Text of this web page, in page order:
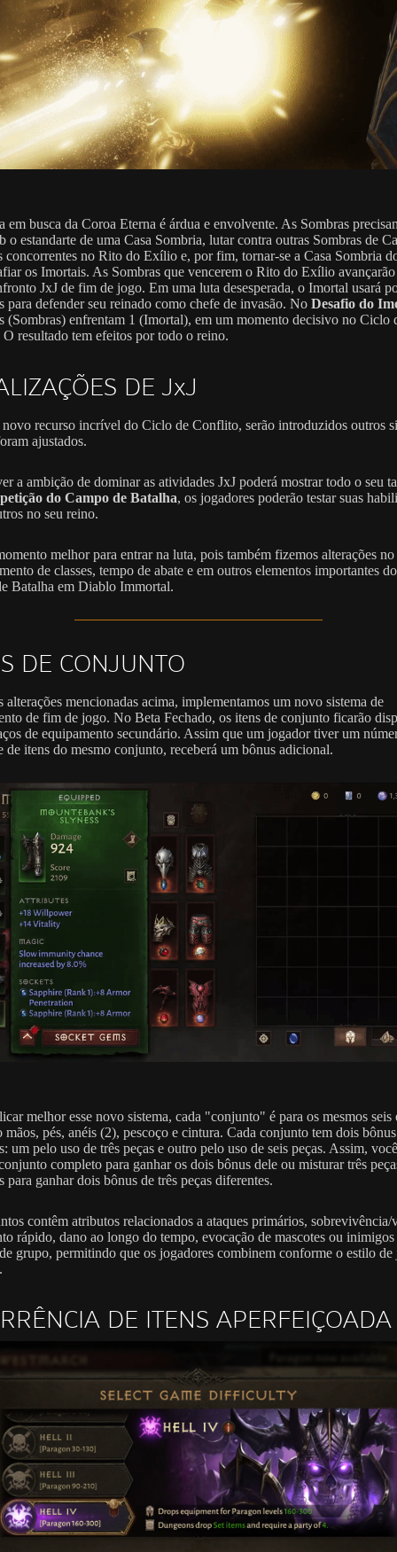
em busca da Coroa Eterna é árdua e envolvente. As Sombras
o estandarte de uma Casa Sombria, lutar contra outras Sombras de
concorrentes no Rito do Exílio e, por fim, tornar-se a Casa Sombria
os Imortais. As Sombras que vencerem o Rito do Exílio
JxJ de fim de jogo. Em uma luta desesperada, o Imortal usará
para defender seu reinado como chefe de invasão. No Desafio do
(Sombras) enfrentam 1 (Imortal), em um momento decisivo no Ciclo
resultado tem efeitos por todo o reino.
DE JxJ
recurso incrível do Ciclo de Conflito, serão introduzidos outros
ajustados.
a ambição de dominar as atividades JxJ poderá mostrar todo o seu
do Campo de Batalha, os jogadores poderão testar suas
no seu reino.
melhor para entrar na luta, pois também fizemos alterações no
de classes, tempo de abate e em outros elementos importantes
Batalha em Diablo Immortal.
DE CONJUNTO
alterações mencionadas acima, implementamos um novo sistema de
de fim de jogo. No Beta Fechado, os itens de conjunto ficarão
de equipamento secundário. Assim que um jogador tiver um
de itens do mesmo conjunto, receberá um bônus adicional.
melhor esse novo sistema, cada "conjunto" é para os mesmos seis
pés, anéis (2), pescoço e cintura. Cada conjunto tem dois bônus
um pelo uso de três peças e outro pelo uso de seis peças. Assim,
completo para ganhar os dois bônus dele ou misturar três
para ganhar dois bônus de três peças diferentes.
contêm atributos relacionados a ataques primários, sobrevivência/
rápido, dano ao longo do tempo, evocação de mascotes ou
grupo, permitindo que os jogadores combinem conforme o estilo de
DE ITENS APERFEIÇOADA